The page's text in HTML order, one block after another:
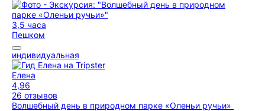
3,5 часа
Пешком
индивидуальная
Елена
4,96
26 отзывов
Волшебный день в природном парке «Оленьи ручьи»